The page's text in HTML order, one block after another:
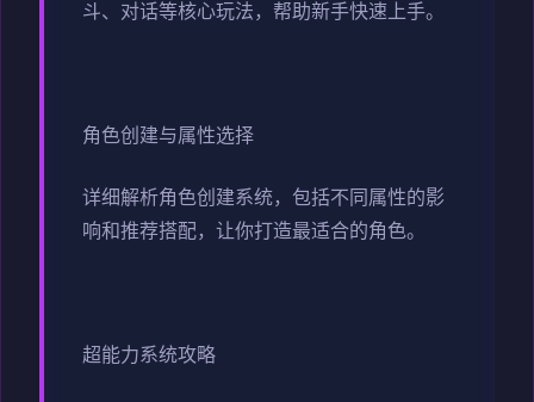
斗、对话等核心玩法，帮助新手快速上手。
角色创建与属性选择
详细解析角色创建系统，包括不同属性的影
响和推荐搭配，让你打造最适合的角色。
超能力系统攻略